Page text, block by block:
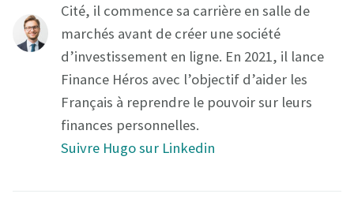
Cité, il commence sa carrière en salle de
marchés avant de créer une société
d’investissement en ligne. En 2021, il lance
Finance Héros avec l’objectif d’aider les
Français à reprendre le pouvoir sur leurs
finances personnelles.
Suivre Hugo sur Linkedin